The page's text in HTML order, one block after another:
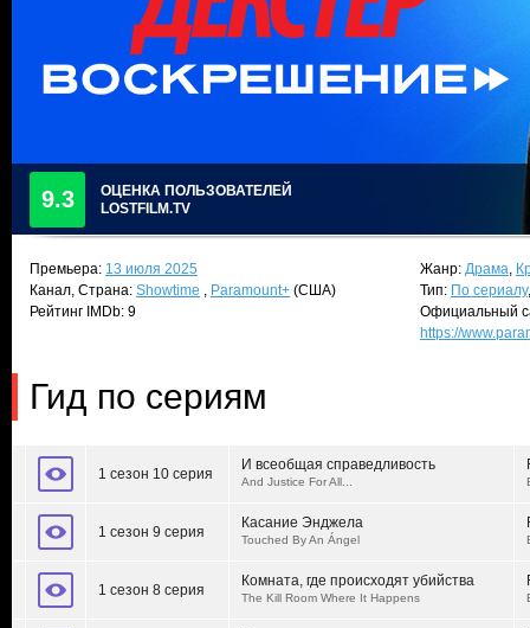
9.3
ОЦЕНКА ПОЛЬЗОВАТЕЛЕЙ
LOSTFILM.TV
Премьера: 13 июля 2025
Канал, Страна: Showtime , Paramount+ (США)
Рейтинг IMDb: 9
Жанр: Драма,
Тип: По сериалу
Официальный
https://
Гид по сериям
1 сезон 10 серия
И всеобщая справедливость
And Justice For All...
1 сезон 9 серия
Касание Энджела
Touched By An Ángel
1 сезон 8 серия
Комната, где происходят убийства
The Kill Room Where It Happens